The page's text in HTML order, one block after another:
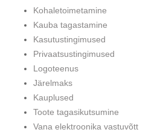
Kohaletoimetamine
Kauba tagastamine
Kasutustingimused
Privaatsustingimused
Logoteenus
Järelmaks
Kauplused
Toote tagasikutsumine
Vana elektroonika vastuvõtt